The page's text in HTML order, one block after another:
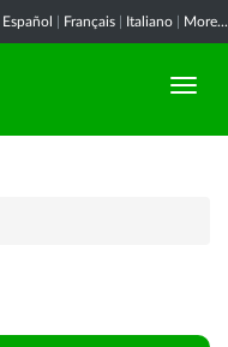
Español Français Italiano More...